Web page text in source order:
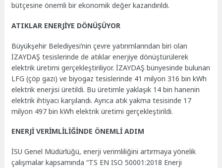
bütçesine önemli bir ekonomik değer kazandırıldı.
ATIKLAR ENERJİYE DÖNÜŞÜYOR
Büyükşehir Belediyesi’nin çevre yatırımlarından biri olan
İZAYDAŞ tesislerinde de atıklar enerjiye dönüştürülerek
elektrik üretimi gerçekleştiriliyor. İZAYDAŞ bünyesinde bulunan
LFG (çöp gazı) ve biyogaz tesislerinde 41 milyon 316 bin kWh
elektrik enerjisi üretildi. Bu üretimle yaklaşık 14 bin hanenin
elektrik ihtiyacı karşılandı. Ayrıca atık yakma tesisinde 17
milyon 497 bin kWh elektrik üretimi gerçekleştirildi.
ENERJİ VERİMLİLİĞİNDE ÖNEMLİ ADIM
İSU Genel Müdürlüğü, enerji verimliliğini artırmaya yönelik
çalışmalar kapsamında “TS EN ISO 50001:2018 Enerji